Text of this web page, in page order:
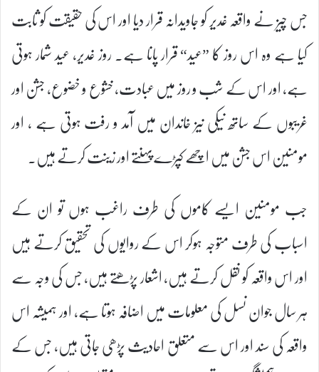
جس چیز نے واقعہ غدیر کو جاویدانہ قرار دیا اور اس کی حقیقت کو ثابت
کیا ہے وہ اس روز کا ”عید“ قرار پانا ہے۔ روز غدیر، عید شمار ہوتی
ہے، اور اس کے شب و روز میں عبادت، خشوع و خضوع، جشن اور
غریبوں کے ساتھ نیکی نیز خاندان میں آمد و رفت ہوتی ہے ، اور
مومنین اس جشن میں اچھے کپڑے پہنتے اور زینت کرتے ہیں۔
جب مومنین ایسے کاموں کی طرف راغب ہوں تو ان کے
اسباب کی طرف متوجہ ہوکر اس کے روایوں کی تحقیق کرتے ہیں
اور اس واقعہ کو نقل کرتے ہیں، اشعار پڑھتے ہیں، جس کی وجہ سے
ہر سال جوان نسل کی معلومات میں اضافہ ہوتا ہے، اور ہمیشہ اس
واقعہ کی سند اور اس سے متعلق احادیث پڑھی جاتی ہیں، جس کے